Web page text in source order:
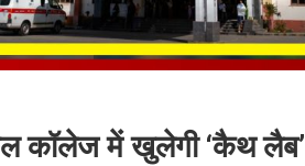
कॉलेज में खुलेगी ‘कैथ लैब’